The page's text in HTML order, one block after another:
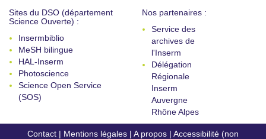
Sites du DSO (département
Science Ouverte) :
Insermbiblio
MeSH bilingue
HAL-Inserm
Photoscience
Science Open Service
(SOS)
Nos partenaires :
Service des
archives de
l'Inserm
Délégation
Régionale
Inserm
Auvergne
Rhône Alpes
Contact | Mentions légales | A propos | Accessibilité (non